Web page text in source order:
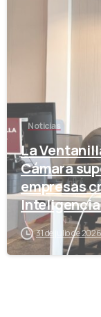
Noticias
La
Cámara
empresas
31 de julio de 2026